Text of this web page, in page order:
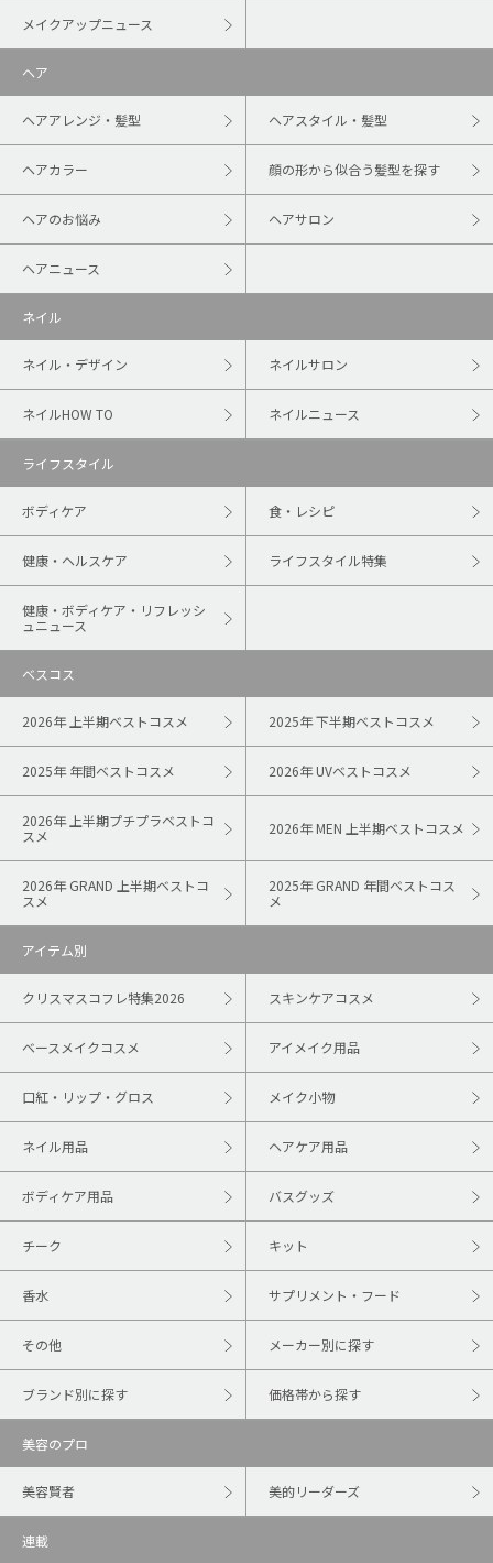
メイクアップニュース
ヘア
ヘアアレンジ・髪型 ヘアスタイル・髪型
ヘアカラー 顔の形から似合う髪型を探す
ヘアのお悩み ヘアサロン
ヘアニュース
ネイル
ネイル・デザイン ネイルサロン
ネイルHOW TO ネイルニュース
ライフスタイル
ボディケア 食・レシピ
健康・ヘルスケア ライフスタイル特集
健康・ボディケア・リフレッシ
ュニュース
ベスコス
2026年 上半期ベストコスメ 2025年 下半期ベストコスメ
2025年 年間ベストコスメ 2026年 UVベストコスメ
2026年 上半期プチプラベストコ
スメ
2026年 MEN 上半期ベストコスメ
2026年 GRAND 上半期ベストコ
スメ
2025年 GRAND 年間ベストコス
メ
アイテム別
クリスマスコフレ特集2026 スキンケアコスメ
ベースメイクコスメ アイメイク用品
口紅・リップ・グロス メイク小物
ネイル用品 ヘアケア用品
ボディケア用品 バスグッズ
チーク キット
香水 サプリメント・フード
その他 メーカー別に探す
ブランド別に探す 価格帯から探す
美容のプロ
美容賢者 美的リーダーズ
連載